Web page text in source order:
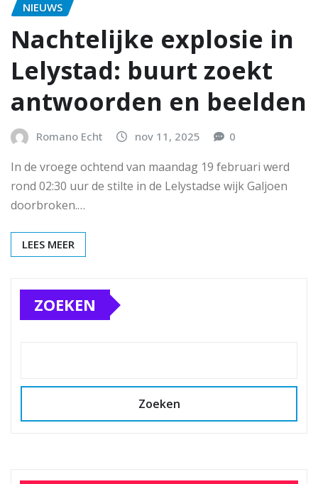
NIEUWS
Nachtelijke explosie in
Lelystad: buurt zoekt
antwoorden en beelden
Romano Echt nov 11, 2025 0
In de vroege ochtend van maandag 19 februari werd
rond 02:30 uur de stilte in de Lelystadse wijk Galjoen
doorbroken.…
LEES MEER
ZOEKEN
Zoeken